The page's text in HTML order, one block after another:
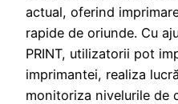
actual, oferind
rapide de oriunde. Cu
PRINT, utilizatorii pot
imprimantei, realiza
monitoriza nivelurile de